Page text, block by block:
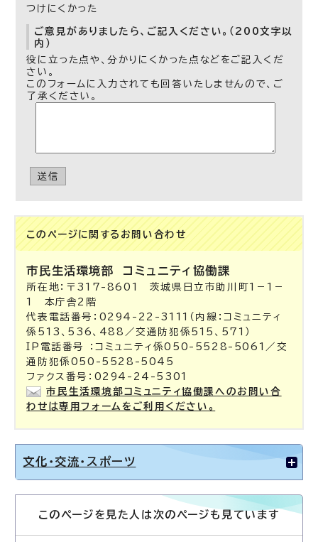
つけにくかった
ご意見がありましたら、ご記入ください。（200文字以
内）
役に立った点や、分かりにくかった点などをご記入くだ
さい。
このフォームに入力されても回答いたしませんので、ご
了承ください。
送信
このページに関する お問い合わせ
市民生活環境部 コミュニティ協働課
所在地：〒317-8601 茨城県日立市助川町1－1－
1 本庁舎2階
代表電話番号：0294-22-3111（内線：コミュニティ
係513、536、488／交通防犯係515、571）
IP電話番号 ：コミュニティ係050-5528-5061／交
通防犯係050-5528-5045
ファクス番号：0294-24-5301
市民生活環境部コミュニティ協働課へのお問い合
わせは専用フォームをご利用ください。
文化・交流・スポーツ
このページを見た人は次のページも見ています